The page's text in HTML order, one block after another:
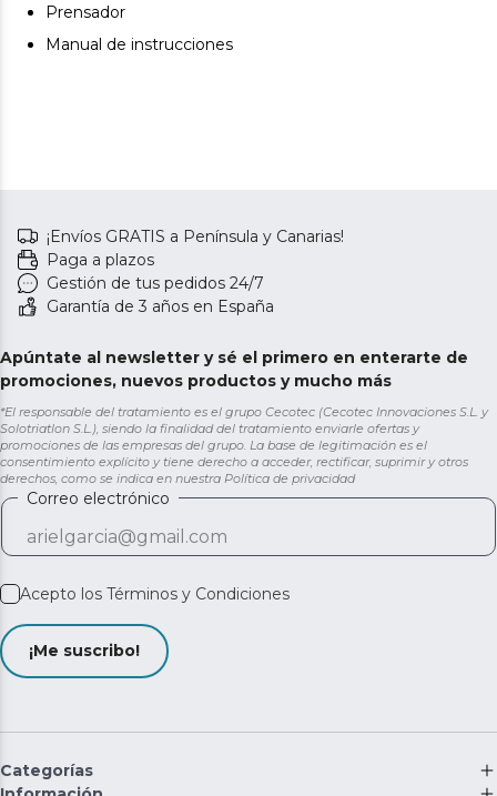
Prensador
Manual de instrucciones
¡Envíos GRATIS a Península y Canarias!
Paga a plazos
Gestión de tus pedidos 24/7
Garantía de 3 años en España
Apúntate al newsletter y sé el primero en enterarte de
promociones, nuevos productos y mucho más
*El responsable del tratamiento es el grupo Cecotec (Cecotec Innovaciones S.L. y
Solotriatlon S.L.), siendo la finalidad del tratamiento enviarle ofertas y
promociones de las empresas del grupo. La base de legitimación es el
consentimiento explícito y tiene derecho a acceder, rectificar, suprimir y otros
derechos, como se indica en nuestra Política de privacidad
Correo electrónico
Acepto los Términos y Condiciones
¡Me suscribo!
Categorías